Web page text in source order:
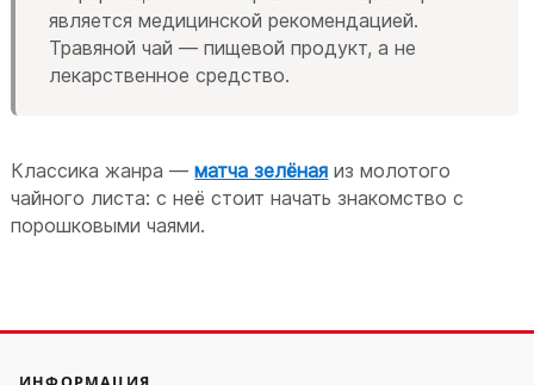
является медицинской рекомендацией.
Травяной чай — пищевой продукт, а не
лекарственное средство.
Классика жанра —матча зелёная из молотого
чайного листа: с неё стоит начать знакомство с
порошковыми чаями.